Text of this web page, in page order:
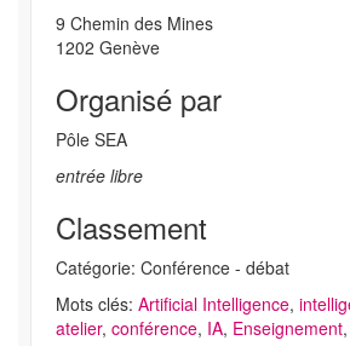
9 Chemin des Mines
1202 Genève
Organisé par
Pôle SEA
entrée libre
Classement
Catégorie: Conférence - débat
Mots clés: Artificial Intelligence,
atelier, conférence, IA, Enseignement,